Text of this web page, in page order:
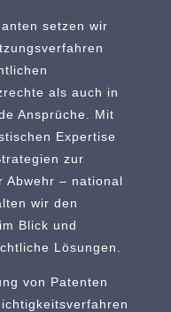
setzen wir
als auch in
Ansprüche. Mit
Expertise
zur
Abwehr – national
wir den
Blick und
Lösungen.
von Patenten